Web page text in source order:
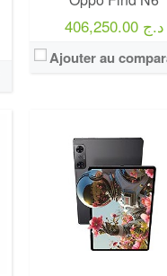
406,250.00 د.ج
Ajouter au